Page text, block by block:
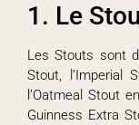
1. Le
Les Stouts sont
Stout, l’Imperial
l’Oatmeal Stout
Guinness Extra